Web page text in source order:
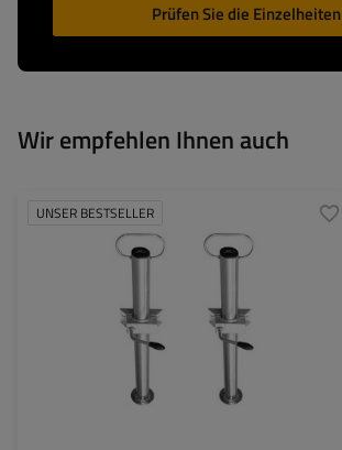
Prüfen Sie die Einzelheiten
Wir empfehlen Ihnen auch
UNSER BESTSELLER
Maximale Tragfähigkeit:
150 kg